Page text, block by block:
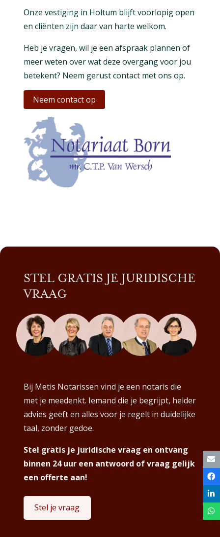
Onze vestiging in Holtum blijft voorlopig open
en cliënten zijn daar van harte welkom.
Heb je vragen, wil je een afspraak plannen of
meer weten over wat deze overgang voor jou
betekent? Neem gerust contact met ons op.
Neem contact op
STEL GRATIS JE JURIDISCHE
VRAAG
Bij Metis Notarissen vind je een notaris die
met je meedenkt. Iemand die je begrijpt, helder
advies geeft en alles voor je regelt in duidelijke
taal, zonder gedoe.
Stel gratis je juridische vraag en ontvang
binnen 24 uur een antwoord of vraag gelijk
een offerte aan!
Stel je vraag